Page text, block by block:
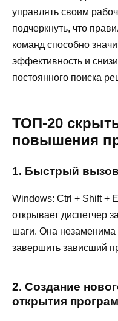
управлять своим
подчеркнуть, что
команд способно
эффективность и
постоянного поиска
ТОП-20
повышения
1. Быстрый вызов
Windows: Ctrl + Shift +
открывает диспетчер
шаги. Она незаменима
завершить зависший
2. Создание
открытия